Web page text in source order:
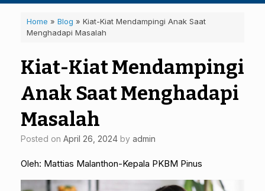
Home » Blog » Kiat-Kiat Mendampingi Anak Saat
Menghadapi Masalah
Kiat-Kiat Mendampingi
Anak Saat Menghadapi
Masalah
Posted on April 26, 2024 by admin
Oleh: Mattias Malanthon-Kepala PKBM Pinus